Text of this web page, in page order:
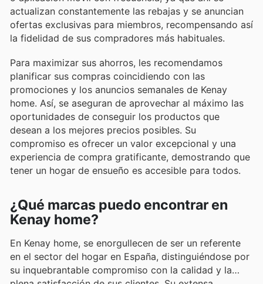
actualizan constantemente las rebajas y se anuncian
ofertas exclusivas para miembros, recompensando así
la fidelidad de sus compradores más habituales.
Para maximizar sus ahorros, les recomendamos
planificar sus compras coincidiendo con las
promociones y los anuncios semanales de Kenay
home. Así, se aseguran de aprovechar al máximo las
oportunidades de conseguir los productos que
desean a los mejores precios posibles. Su
compromiso es ofrecer un valor excepcional y una
experiencia de compra gratificante, demostrando que
tener un hogar de ensueño es accesible para todos.
¿Qué marcas puedo encontrar en
Kenay home?
En Kenay home, se enorgullecen de ser un referente
en el sector del hogar en España, distinguiéndose por
su inquebrantable compromiso con la calidad y la